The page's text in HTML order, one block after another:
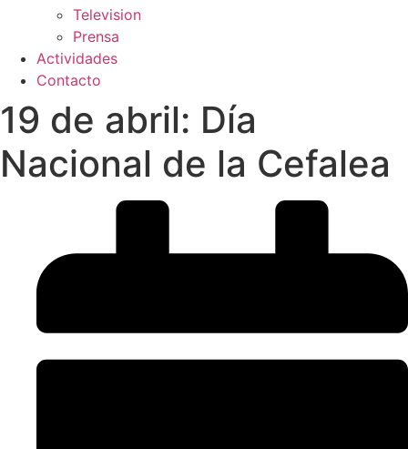
Television
Prensa
Actividades
Contacto
19 de abril: Día
Nacional de la Cefalea